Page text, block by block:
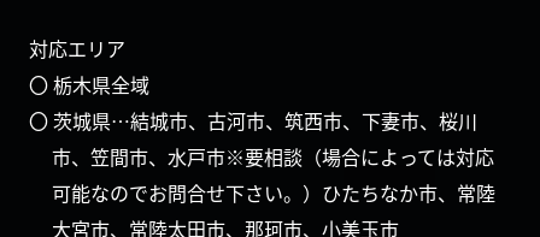
対応エリア
〇 栃木県全域
〇 茨城県…結城市、古河市、筑西市、下妻市、桜川
市、笠間市、水戸市※要相談（場合によっては対応
可能なのでお問合せ下さい。）ひたちなか市、常陸
大宮市、常陸太田市、那珂市、小美玉市